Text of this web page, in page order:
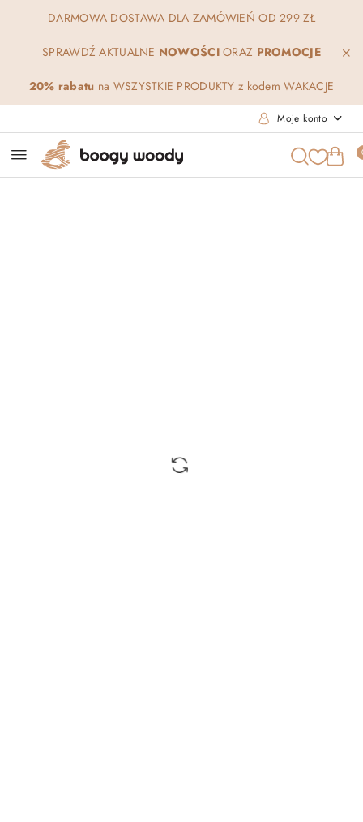
Przejdź do treści głównej
Przejdź do wyszukiwarki
Przejdź do moje konto
Przejdź do menu głównego
Przejdź do opisu produktu
Przejdź do stopki
DARMOWA DOSTAWA DLA ZAMÓWIEŃ OD 299 ZŁ
SPRAWDŹ AKTUALNE NOWOŚCIORAZ PROMOCJE
20% rabatu na WSZYSTKIE PRODUKTY z kodem WAKACJE
Moje konto